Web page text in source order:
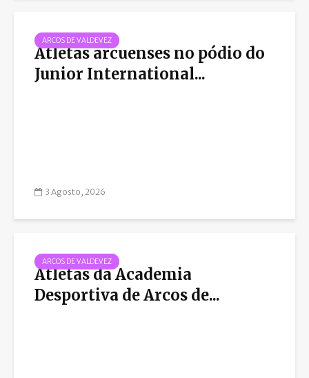
ARCOS DE VALDEVEZ
Atletas arcuenses no pódio do
Junior International...
3 Agosto, 2026
ARCOS DE VALDEVEZ
Atletas da Academia
Desportiva de Arcos de...